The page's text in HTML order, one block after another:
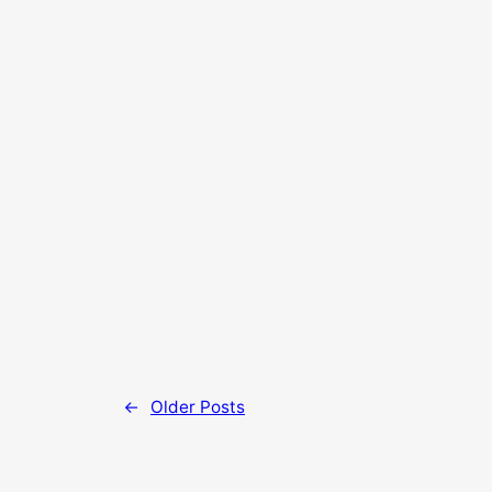
Older Posts
→